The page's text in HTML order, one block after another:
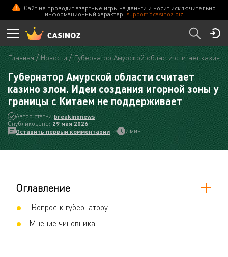
Сайт не проводит азартные игры на деньги и носит исключительно
информационный характер. support@casinoz.biz
Главная Новости Губернатор Амурской области считает
Губернатор Амурской области считает
казино злом. Идеи создания игорной зоны у
границы с Китаем не поддерживает
Автор статьи:breakingnews
Опубликовано: 29 мая 2026
Оставить первый комментарий
2 мин.
Оглавление
Вопрос к губернатору
Мнение чиновника